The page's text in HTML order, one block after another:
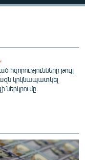
թույլ
կրկնապատկել